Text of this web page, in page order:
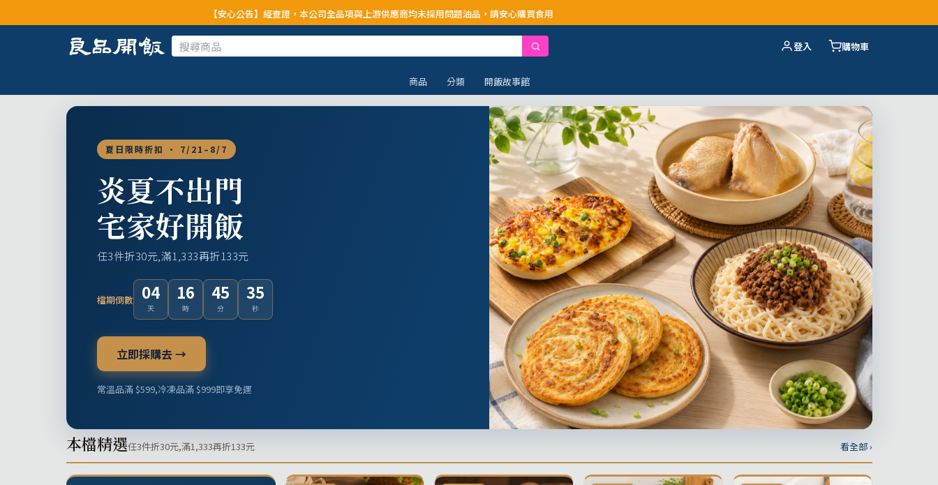
【安心公告】經查證，本公司全品項與上游供應商均未採用問題油品，請安心購買食用
登入 購物車
商品 分類 開飯故事館
夏日限時折扣 · 7/21–8/7
炎夏不出門
宅家好開飯
任3件折30元,滿1,333再折133元
檔期倒數 04
天
16
時
45
分
33
秒
立即採購去 →
常溫品滿 $599,冷凍品滿 $999即享免運
本檔精選任3件折30元,滿1,333再折133元 看全部 ›